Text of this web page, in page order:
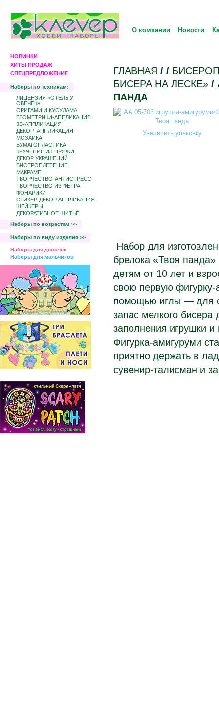
О компании Новости
НОВИНКИ
ХИТЫ ПРОДАЖ
СПЕЦПРЕДЛОЖЕНИЕ
Наборы по техникам:
ЛИЦЕНЗИЯ «ОТЕЛЬ У
ОВЕЧЕК»
ОРИГАМИ И КУСУДАМА
ГЕОМЕТРИКИ-АППЛИКАЦИЯ
3D-АППЛИКАЦИЯ
ДЕКОР–АППЛИКАЦИЯ
МОЗАИКА
БУМАГОПЛАСТИКА
КРУЧЕНИЕ ИЗ ПРЯЖИ
ДЕКОР УКРАШЕНИЙ
БИCЕРОПЛЕТЕНИЕ
МАКРАМЕ
ТВОРЧЕСТВО-АНТИСТРЕСС
ТВОРЧЕСТВО ИЗ ФЕТРА
ФОНАРИКИ
СТИКЕР-ДЕКОР АППЛИКАЦИЯ
ШЕЙКЕРЫ
ДЕКОРАТИВНОЕ ШИТЬЁ
Наборы по возрастам >>
Наборы по виду изделия >>
Наборы для девочек
Наборы для мальчиков
ГЛАВНАЯ / /
БИСЕРА НА ЛЕСКЕ» /
ПАНДА
Увеличить упаковку
Набор для
брелока «Твоя панда»
детям от 10 лет и
свою первую фигурку-
помощью иглы — для
запас мелкого бисера
заполнения игрушки
Фигурка-амигуруми
приятно держать в
сувенир-талисман и